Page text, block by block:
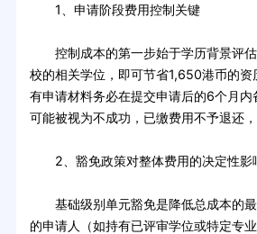
1、申请阶段费用控制关键
控制成本的第一步始于学历背景评估
校的相关学位，即可节省1,650港币的资
有申请材料务必在提交申请后的6个月
可能被视为不成功，已缴费用不予退还，
2、豁免政策对整体费用的决定性影
基础级别单元豁免是降低总成本的最
的申请人（如持有已评审学位或特定专